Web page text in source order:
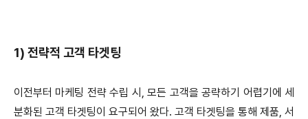
1) 전략적 고객 타겟팅
이전부터 마케팅 전략 수립 시, 모든 고객을 공략하기 어렵기에 세
분화된 고객 타겟팅이 요구되어 왔다. 고객 타겟팅을 통해 제품, 서